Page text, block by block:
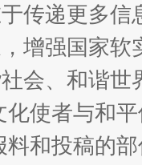
传递更多
增强国家
会、和谐
化使者与和
和投稿的